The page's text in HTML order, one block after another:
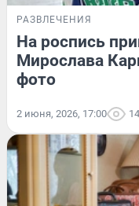
РАЗВЛЕЧЕНИЯ
На роспись
Мирослава
фото
2 июня, 2026, 17:00